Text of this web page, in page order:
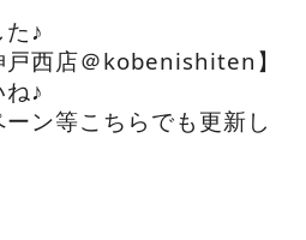
♪
戸西店＠kobenishiten】
♪
ン等こちらでも更新し